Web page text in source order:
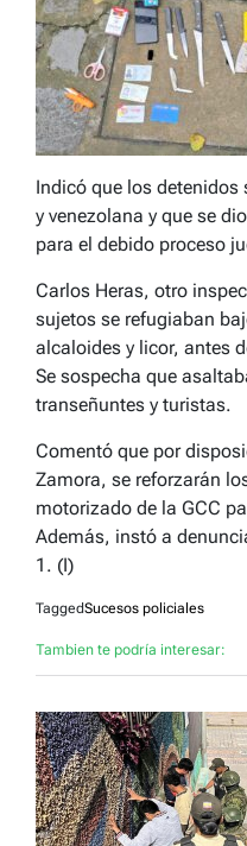
Indicó que los
y venezolana y que se
para el debido proceso
Carlos Heras, otro
sujetos se refugiaban
alcaloides y licor, antes
Se sospecha que
transeñuntes y turistas.
Comentó que por
Zamora, se reforzarán
motorizado de la GCC
Además, instó a
1. (I)
TaggedSucesos policiales
Tambien te podría interesar: